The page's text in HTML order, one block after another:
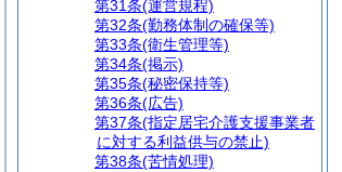
第31条(運営規程)
第32条(勤務体制の確保等)
第33条(衛生管理等)
第34条(掲示)
第35条(秘密保持等)
第36条(広告)
第37条(指定居宅介護支援事業者
に対する利益供与の禁止)
第38条(苦情処理)